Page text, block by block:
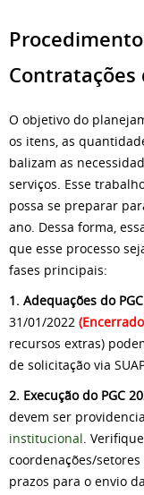
Contratações
O objetivo do
os itens, as
balizam as
serviços. Esse
possa se preparar
ano. Dessa forma,
que esse processo
fases principais:
1. Adequações do
31/01/2022
recursos extras)
de solicitação via
2. Execução do PGC
devem ser
institucional.
coordenações/
prazos para o envio